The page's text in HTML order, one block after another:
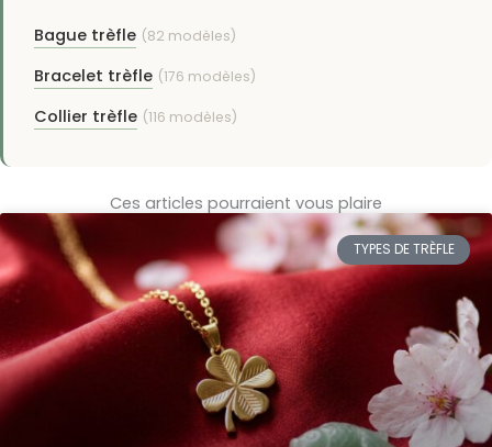
Bague trèfle (82 modèles)
Bracelet trèfle (176 modèles)
Collier trèfle (116 modèles)
Ces articles pourraient vous plaire
TYPES DE TRÈFLE